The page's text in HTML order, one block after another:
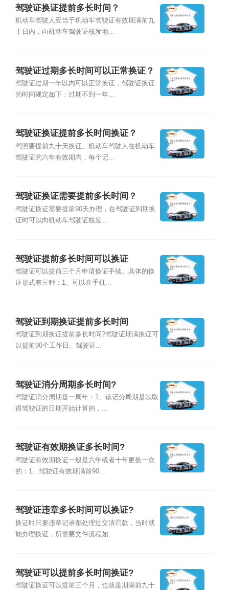
驾驶证换证提前多长时间？
机动车驾驶人应当于机动车驾驶证有效期满前九
十日内，向机动车驾驶证核发地...
驾驶证过期多长时间可以正常换证？
驾驶证过期一年以内可以正常换证，驾驶证换证
的时间规定如下：过期不到一年...
驾驶证换证提前多长时间换证？
驾照要提前九十天换证。机动车驾驶人在机动车
驾驶证的六年有效期内，每个记...
驾驶证换证需要提前多长时间？
驾驶证换证需要提前90天办理，在驾驶证到期换
证时可以向机动车驾驶证核发...
驾驶证提前多长时间可以换证
驾驶证可以提前三个月申请换证手续。具体的换
证形式有三种：1、可以在手机...
驾驶证到期换证提前多长时间
驾驶证到期换证提前多长时间?驾驶证期满换证可
以提前90个工作日。驾驶证...
驾驶证消分周期多长时间?
驾驶证消分周期是一周年：1、该记分周期是以取
得驾驶证的日期开始计算的，...
驾驶证有效期换证多长时间?
驾驶证有效期换证一般是六年或者十年更换一次
的：1、驾驶证有效期满前90...
驾驶证违章多长时间可以换证?
换证时只要违章记录都处理过交清罚款，当时就
能办理换证，所需要文件流程如...
驾驶证可以提前多长时间换证?
驾驶证换证可以提前三个月，也就是期满前九十